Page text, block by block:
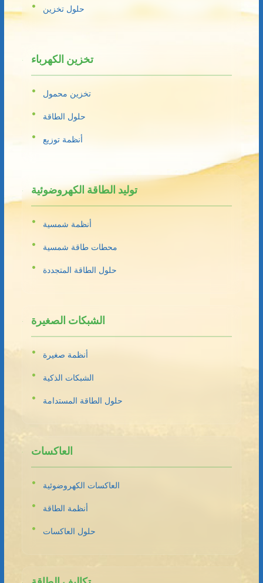
حلول تخزين
تخزين الكهرباء
تخزين محمول
حلول الطاقة
أنظمة توزيع
توليد الطاقة الكهروضوئية
أنظمة شمسية
محطات طاقة شمسية
حلول الطاقة المتجددة
الشبكات الصغيرة
أنظمة صغيرة
الشبكات الذكية
حلول الطاقة المستدامة
العاكسات
العاكسات الكهروضوئية
أنظمة الطاقة
حلول العاكسات